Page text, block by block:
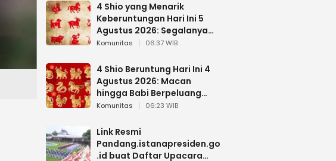
4 Shio yang Menarik
Keberuntungan Hari Ini 5
Agustus 2026: Segalanya
Berjalan Lancar
Komunitas 06:37 WIB
4 Shio Beruntung Hari Ini 4
Agustus 2026: Macan
hingga Babi Berpeluang
Dapat Kabar Baik
Komunitas 06:23 WIB
Link Resmi
Pandang.istanapresiden.go
.id buat Daftar Upacara